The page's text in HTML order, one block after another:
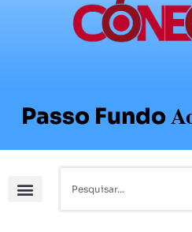
Passo Fundo